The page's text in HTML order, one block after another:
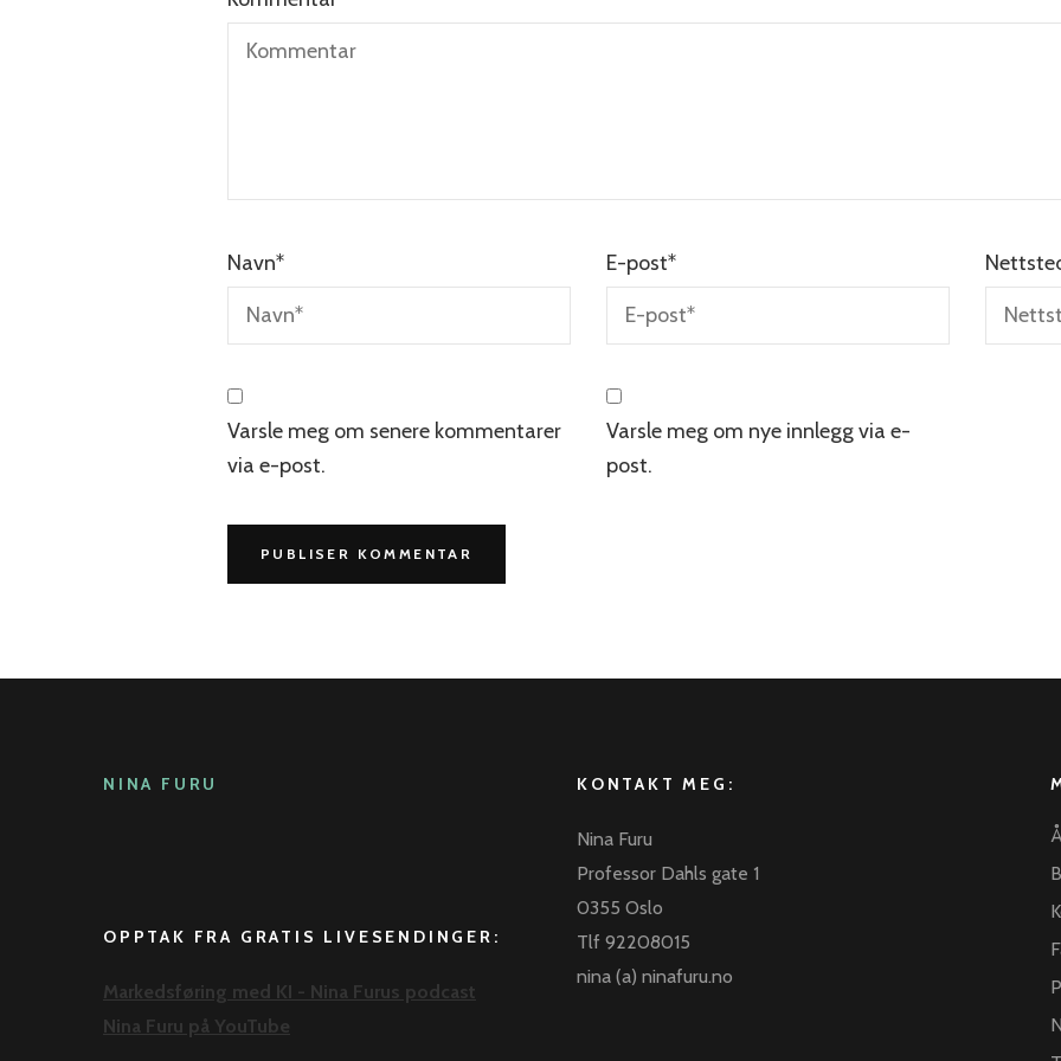
Navn* E-post*
Varsle meg om senere kommentarer
via e-post.
Varsle meg om nye innlegg via e-
post.
NINA FURU
OPPTAK FRA GRATIS LIVESENDINGER:
Markedsføring med KI - Nina Furus podcast
Nina Furu på YouTube
KONTAKT MEG:
Nina Furu
Professor Dahls gate 1
0355 Oslo
Tlf 92208015
nina (a) ninafuru.no